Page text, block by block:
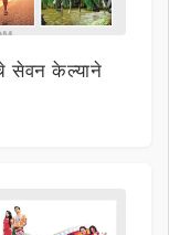
सेवन केल्याने